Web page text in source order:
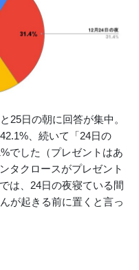
25日の朝に回答が集中。
、続いて「24日の
でした（プレゼントはあ
タクロースがプレゼント
は、24日の夜寝ている間
が起きる前に置くと言っ